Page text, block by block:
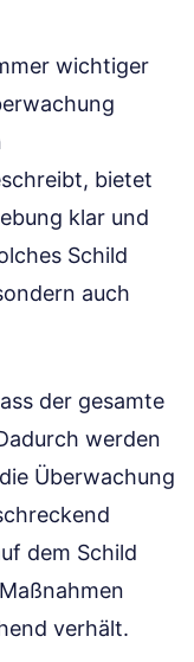
wichtiger
bietet
klar und
Schild
auch
der gesamte
werden
Überwachung
dem Schild
verhält.